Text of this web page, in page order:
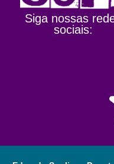
Siga nossas
sociais: